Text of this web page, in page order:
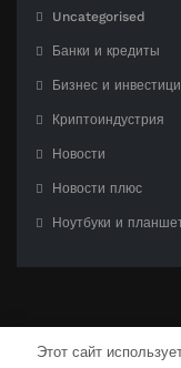
Uncategorised
Банки и кредиты
Бизнес и
Криптоиндустрия
Новости
Новости плюс
Ноутбуки и
Этот сайт